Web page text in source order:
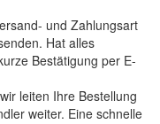
und Zahlungsart
Hat alles
Bestätigung per E-
leiten Ihre Bestellung
weiter. Eine schnelle